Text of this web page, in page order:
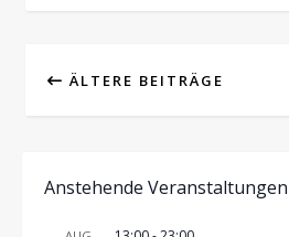
ÄLTERE BEITRÄGE
Anstehende Veranstaltungen